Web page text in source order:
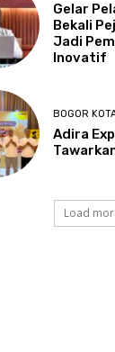
Gelar
Bekali
Jadi
Inovatif
BOGOR
Adira
Load